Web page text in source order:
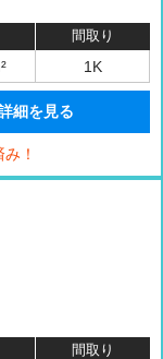
間取り
1K
細を見る
！
間取り